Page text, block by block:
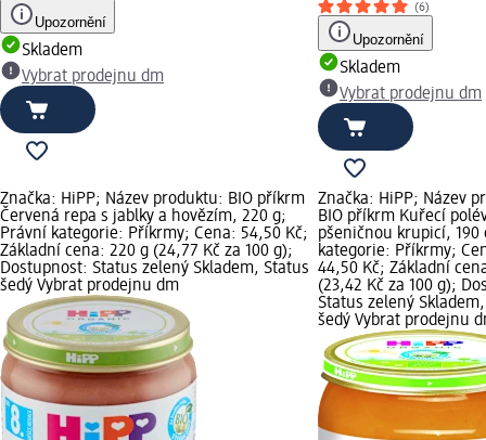
Upozornění
Skladem
Vybrat prodejnu dm
(6)
Upozornění
Skladem
Vybrat prodejnu dm
Značka: HiPP; Název produktu: BIO příkrm
Červená repa s jablky a hovězím, 220 g;
Právní kategorie: Příkrmy; Cena: 54,50 Kč;
Základní cena: 220 g (24,77 Kč za 100 g);
Dostupnost: Status zelený Skladem, Status
šedý Vybrat prodejnu dm
Značka: HiPP; Název
BIO příkrm Kuřecí
pšeničnou krupicí, 190
kategorie: Příkrmy;
44,50 Kč; Základní
(23,42 Kč za 100 g);
Status zelený
šedý Vybrat prodejnu